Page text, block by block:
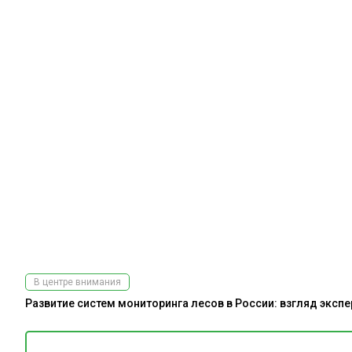
В центре внимания
Развитие систем мониторинга лесов в России: взгляд